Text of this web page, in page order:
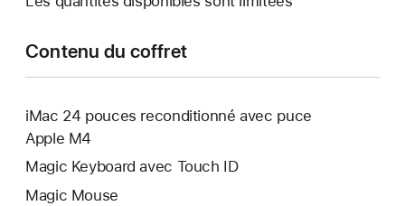
Contenu du coffret
iMac 24 pouces reconditionné avec puce
Apple M4
Magic Keyboard avec Touch ID
Magic Mouse